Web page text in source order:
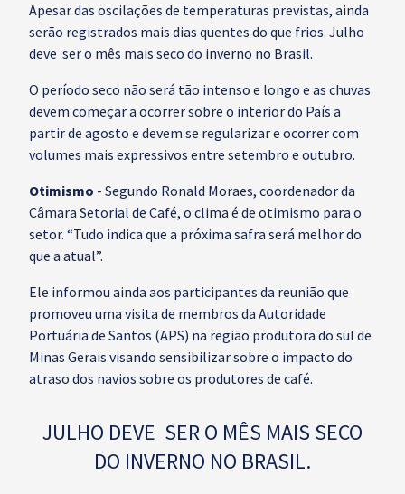
Apesar das oscilações de temperaturas previstas, ainda
serão registrados mais dias quentes do que frios. Julho
deve ser o mês mais seco do inverno no Brasil.
O período seco não será tão intenso e longo e as chuvas
devem começar a ocorrer sobre o interior do País a
partir de agosto e devem se regularizar e ocorrer com
volumes mais expressivos entre setembro e outubro.
Otimismo - Segundo Ronald Moraes, coordenador da
Câmara Setorial de Café, o clima é de otimismo para o
setor. “Tudo indica que a próxima safra será melhor do
que a atual”.
Ele informou ainda aos participantes da reunião que
promoveu uma visita de membros da Autoridade
Portuária de Santos (APS) na região produtora do sul de
Minas Gerais visando sensibilizar sobre o impacto do
atraso dos navios sobre os produtores de café.
JULHO DEVE SER O MÊS MAIS SECO
DO INVERNO NO BRASIL.